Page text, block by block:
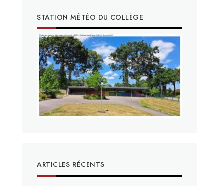
STATION MÉTÉO DU COLLÈGE
ARTICLES RÉCENTS